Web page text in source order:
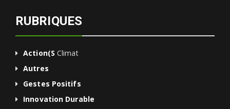
RUBRIQUES
Action(s Climat
Autres
Gestes Positifs
Innovation Durable